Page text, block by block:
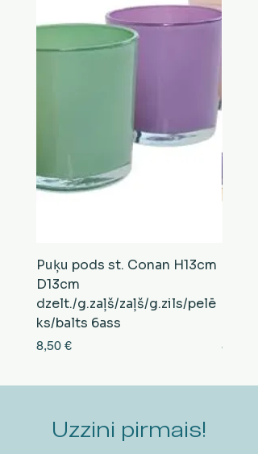
Puķu pods st. Conan H13cm
D13cm
dzelt./g.zaļš/zaļš/g.zils/pelē
ks/balts 6ass
Cena
8,50 € Cena
8,50 €
Uzzini pirmais!